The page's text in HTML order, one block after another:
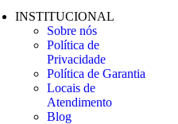
INSTITUCIONAL
Sobre nós
Política de
Privacidade
Política de Garantia
Locais de
Atendimento
Blog